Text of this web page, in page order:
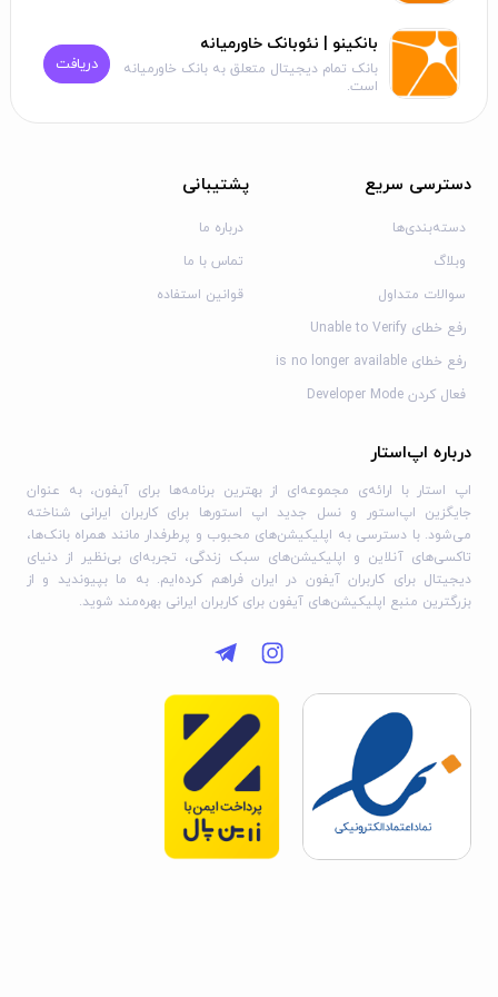
Goodnotes خود.
تضمین ایمنی اسناد مهم خود با iCloud Sync، Google Drive،
OneDrive، Dropbox و WebDAV.
اطلاعات بیشتر
توییتر: @goodnotesapp
اینستاگرام:
تیک‌تاک: @goodnotesapp
سیاست حفظ حریم خصوصی:
https://www.goodnotes.com/privacy-policy
conditions
بانکینو | نئوبانک خاورمیانه
بانک تمام دیجیتال متعلق به بانک خاورمیانه
است.
دریافت
دسترسی سریع
دسته‌بندی‌ها
وبلاگ
سوالات متداول
رفع خطای Unable to Verify
رفع خطای is no longer available
فعال کردن Developer Mode
پشتیبانی
درباره ما
تماس با ما
قوانین استفاده
درباره اپ‌استار
اپ استار با ارائه‌ی مجموعه‌ای از بهترین برنامه‌ها برای آیفون، به عنوان
جایگزین اپ‌استور و نسل جدید اپ استورها برای کاربران ایرانی شناخته
می‌شود. با دسترسی به اپلیکیشن‌های محبوب و پرطرفدار مانند همراه بانک‌ها،
تاکسی‌های آنلاین و اپلیکیشن‌های سبک زندگی، تجربه‌ای بی‌نظیر از دنیای
دیجیتال برای کاربران آیفون در ایران فراهم کرده‌ایم. به ما بپیوندید و از
بزرگترین منبع اپلیکیشن‌های آیفون برای کاربران ایرانی بهره‌مند شوید.